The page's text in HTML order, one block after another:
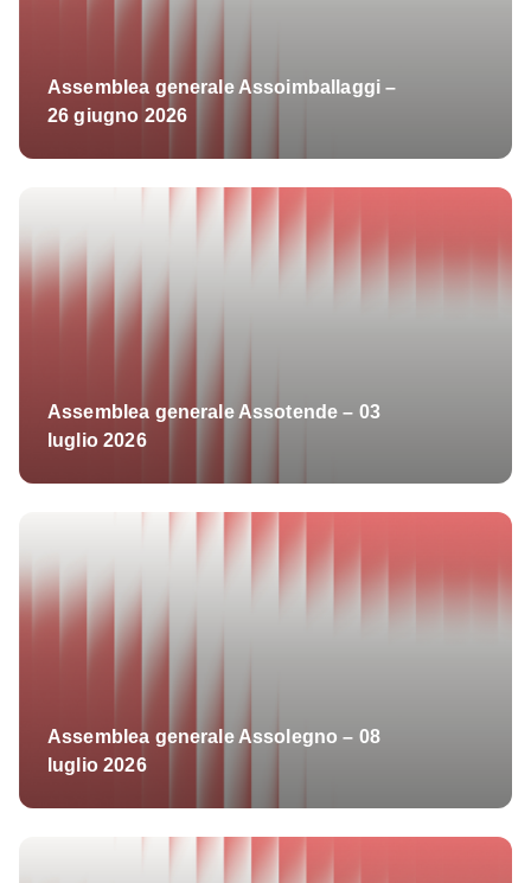
Assemblea generale Assoimballaggi –
26 giugno 2026
Assemblea generale Assotende – 03
luglio 2026
Assemblea generale Assolegno – 08
luglio 2026